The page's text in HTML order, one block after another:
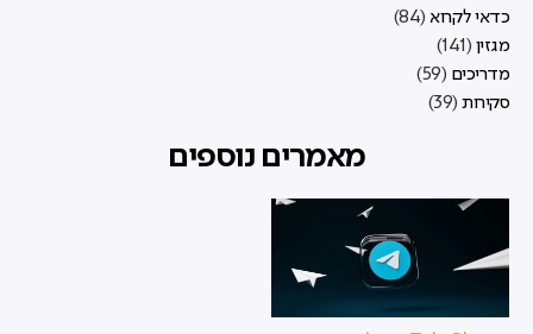
כדאי לקרוא (84)
מגזין (141)
מדריכים (59)
סקירות (39)
מאמרים נוספים